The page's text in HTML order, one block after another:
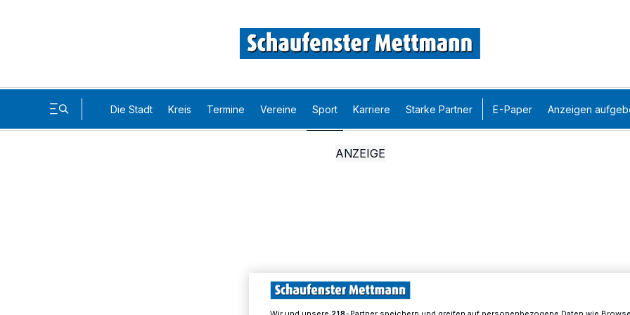
Die Stadt Kreis Termine Vereine Sport Karriere Starke Partner E-Paper Anzeigen